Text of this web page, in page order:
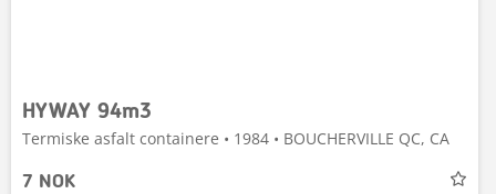
HYWAY 94m3
Termiske asfalt containere • 1984 • BOUCHERVILLE QC, CA
7 NOK